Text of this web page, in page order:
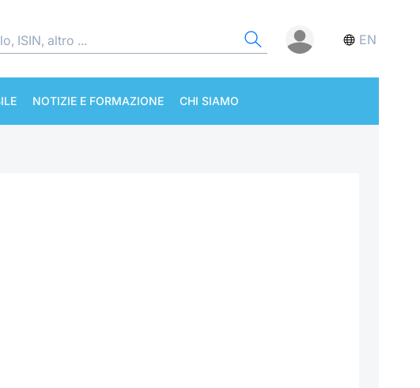
EN
NOTIZIE E FORMAZIONE CHI SIAMO